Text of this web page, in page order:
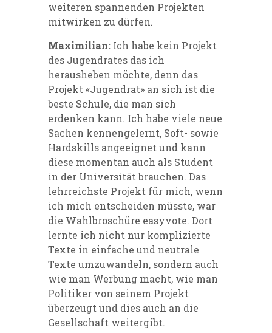
weiteren spannenden Projekten
mitwirken zu dürfen.
Maximilian: Ich habe kein Projekt
des Jugendrates das ich
herausheben möchte, denn das
Projekt «Jugendrat» an sich ist die
beste Schule, die man sich
erdenken kann. Ich habe viele neue
Sachen kennengelernt, Soft- sowie
Hardskills angeeignet und kann
diese momentan auch als Student
in der Universität brauchen. Das
lehrreichste Projekt für mich, wenn
ich mich entscheiden müsste, war
die Wahlbroschüre easyvote. Dort
lernte ich nicht nur komplizierte
Texte in einfache und neutrale
Texte umzuwandeln, sondern auch
wie man Werbung macht, wie man
Politiker von seinem Projekt
überzeugt und dies auch an die
Gesellschaft weitergibt.